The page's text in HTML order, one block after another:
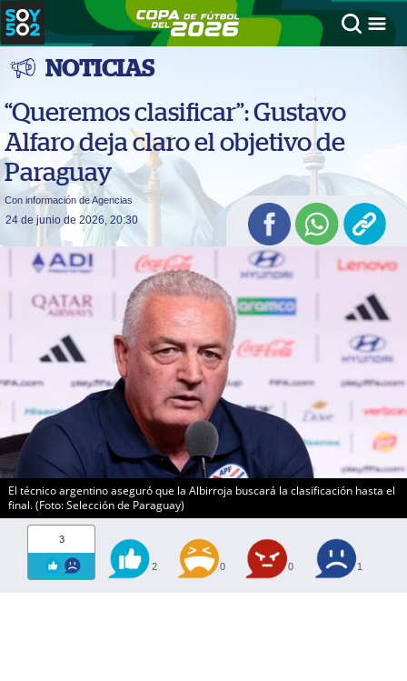
NOTICIAS
“Queremos clasificar”: Gustavo
Alfaro deja claro el objetivo de
Paraguay
Con información de Agencias
24 de junio de 2026, 20:30
El técnico argentino aseguró que la Albirroja buscará la clasificación hasta el
final. (Foto: Selección de Paraguay)
3
2 0 0 1